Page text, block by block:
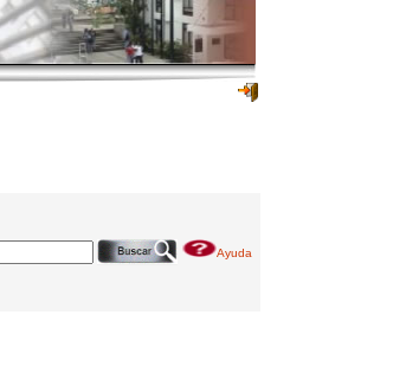
Ayuda